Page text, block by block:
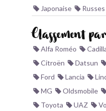
Japonaise
Russes
Classement
Alfa Roméo
Citroën
Datsun
Ford
Lancia
MG
Oldsmobile
Toyota
UAZ